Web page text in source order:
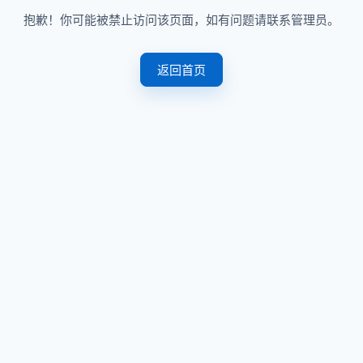
抱歉！你可能被禁止访问该页面，如有问题请联系管理员。
返回首页